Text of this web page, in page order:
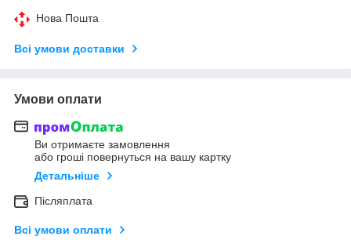
Нова Пошта
Всі умови доставки
Умови оплати
Ви отримаєте замовлення
або гроші повернуться на вашу картку
Детальніше
Післяплата
Всі умови оплати